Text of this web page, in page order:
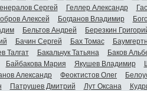
Сергей Геллер Александр
Алексей Богданов Владимир
Бельтов Андрей Березкин
Бачин Сергей Бах Томас
Талгат Бакальчук Татьяна Баков
Байбакова Мария Якушев Владимир
Александр Феоктистов Олег
Патрушев Дмитрий Лут Оксана